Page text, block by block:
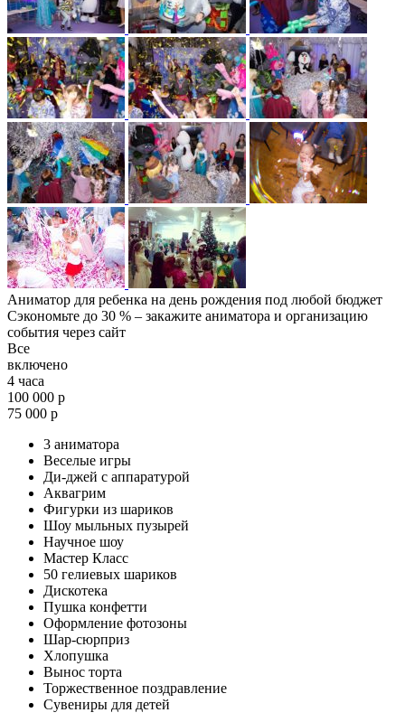
Аниматор для ребенка на день рождения под любой бюджет
Сэкономьте до 30 % – закажите аниматора и организацию
события через сайт
Все
включено
4 часа
100 000 р
75 000 р
3 аниматора
Веселые игры
Ди-джей с аппаратурой
Аквагрим
Фигурки из шариков
Шоу мыльных пузырей
Научное шоу
Мастер Класс
50 гелиевых шариков
Дискотека
Пушка конфетти
Оформление фотозоны
Шар-сюрприз
Хлопушка
Вынос торта
Торжественное поздравление
Сувениры для детей